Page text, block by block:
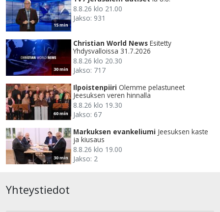
15 min
8.8.26 klo 21.00
Jakso: 931
30 min
Christian World News Esitetty
Yhdysvalloissa 31.7.2026
8.8.26 klo 20.30
Jakso: 717
60 min
Ilpoistenpiiri Olemme pelastuneet
Jeesuksen veren hinnalla
8.8.26 klo 19.30
Jakso: 67
30 min
Markuksen evankeliumi Jeesuksen kaste
ja kiusaus
8.8.26 klo 19.00
Jakso: 2
Yhteystiedot